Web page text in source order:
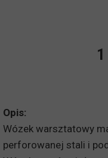
Opis:
Wózek warsztatowy
perforowanej stali i